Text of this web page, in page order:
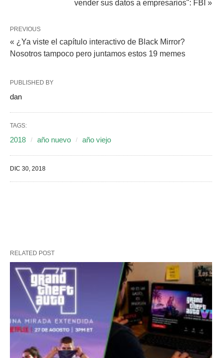
vender sus datos a empresarios": FBI »
PREVIOUS
« ¿Ya viste el capítulo interactivo de Black Mirror?
Nosotros tampoco pero juntamos estos 19 memes
PUBLISHED BY
dan
TAGS:
2018 año nuevo año viejo
DIC 30, 2018
RELATED POST